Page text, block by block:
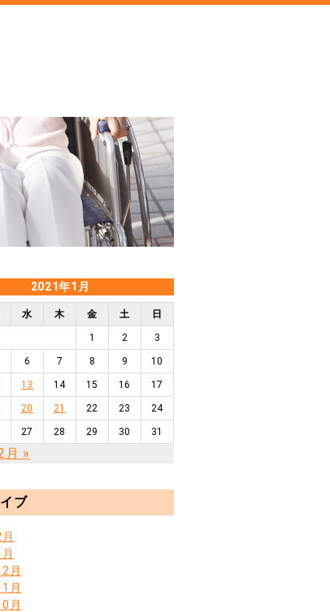
2021年1月
水 木 金 土 日
1 2 3
6 7 8 9 10
13 14 15 16 17
20 21 22 23 24
27 28 29 30 31
月 »
ブ
月
月
月